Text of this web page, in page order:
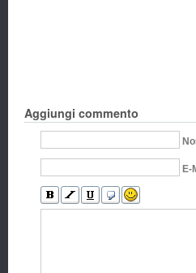
Aggiungi commento
E-